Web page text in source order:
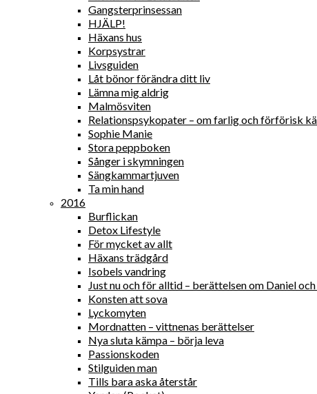
Gangsterprinsessan
HJÄLP!
Häxans hus
Korpsystrar
Livsguiden
Låt bönor förändra ditt liv
Lämna mig aldrig
Malmösviten
Relationspsykopater – om farlig och förförisk
Sophie Manie
Stora peppboken
Sånger i skymningen
Sängkammartjuven
Ta min hand
2016
Burflickan
Detox Lifestyle
För mycket av allt
Häxans trädgård
Isobels vandring
Just nu och för alltid – berättelsen om Daniel
Konsten att sova
Lyckomyten
Mordnatten – vittnenas berättelser
Nya sluta kämpa – börja leva
Passionskoden
Stilguiden man
Tills bara aska återstår